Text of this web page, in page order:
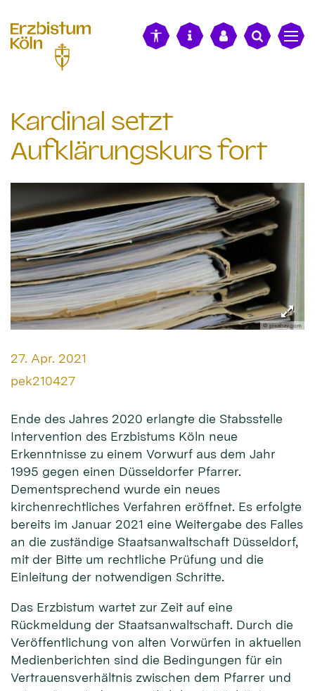
Kardinal setzt
Aufklärungskurs fort
© pixabay.com
Datum:
27. Apr. 2021
Von:
pek210427
Ende des Jahres 2020 erlangte die Stabsstelle
Intervention des Erzbistums Köln neue
Erkenntnisse zu einem Vorwurf aus dem Jahr
1995 gegen einen Düsseldorfer Pfarrer.
Dementsprechend wurde ein neues
kirchenrechtliches Verfahren eröffnet. Es erfolgte
bereits im Januar 2021 eine Weitergabe des Falles
an die zuständige Staatsanwaltschaft Düsseldorf,
mit der Bitte um rechtliche Prüfung und die
Einleitung der notwendigen Schritte.
Das Erzbistum wartet zur Zeit auf eine
Rückmeldung der Staatsanwaltschaft. Durch die
Veröffentlichung von alten Vorwürfen in aktuellen
Medienberichten sind die Bedingungen für ein
Vertrauensverhältnis zwischen dem Pfarrer und